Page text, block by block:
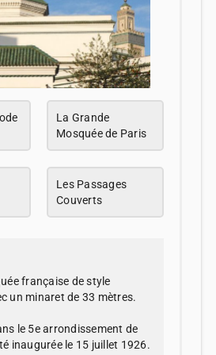
La Grande
Mosquée de Paris
Les Passages
Couverts
française de style
un minaret de 33 mètres.
le 5e arrondissement de
inaugurée le 15 juillet 1926.